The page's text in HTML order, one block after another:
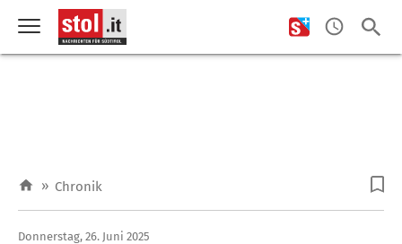
» Chronik
Donnerstag, 26. Juni 2025